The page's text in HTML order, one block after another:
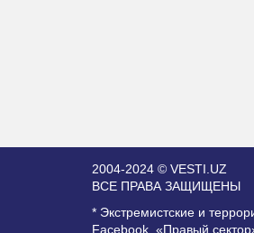
2004-2024 © VESTI.UZ
ВСЕ ПРАВА ЗАЩИЩЕНЫ
* Экстремистские и
Facebook, «Правый